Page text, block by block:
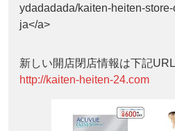
ydadadada/kaiten-heiten-
ja</a>
新しい開店閉店情報は下記
http://kaiten-heiten-24.com